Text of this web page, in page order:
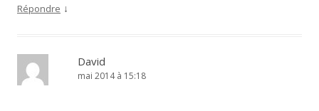
Répondre ↓
David
mai 2014 à 15:18